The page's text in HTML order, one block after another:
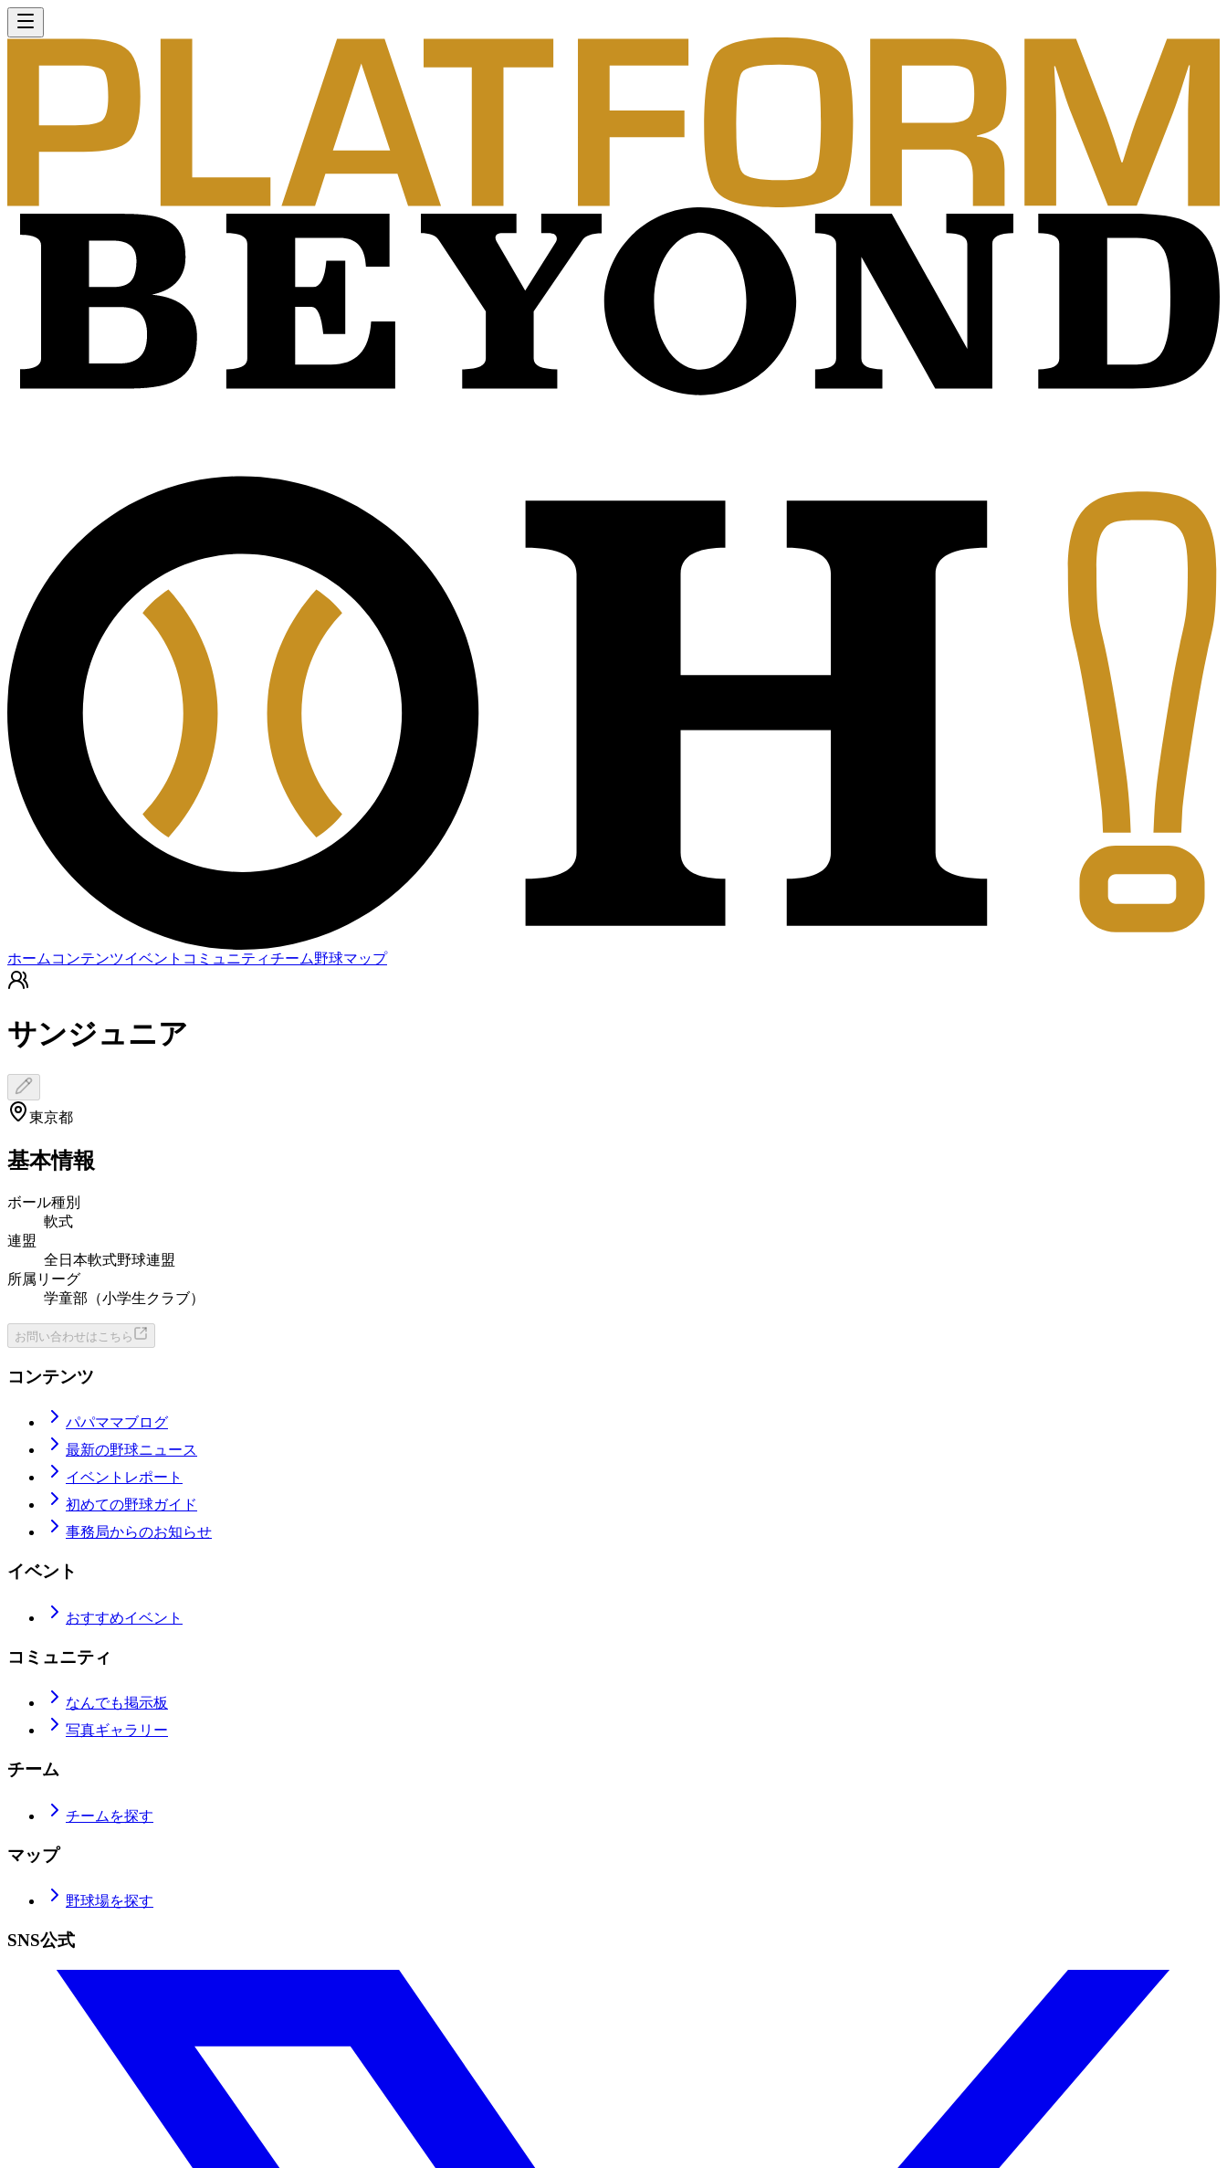
ホーム コンテンツイベント コミュニティチーム野球マップ
サンジュニア
東京都
基本情報
ボール種別
軟式
連盟
全日本軟式野球連盟
所属リーグ
学童部（小学生クラブ）
お問い合わせはこちら
コンテンツ
パパママブログ
最新の野球ニュース
イベントレポート
初めての野球ガイド
事務局からのお知らせ
イベント
おすすめイベント
コミュニティ
なんでも掲示板
写真ギャラリー
チーム
チームを探す
マップ
野球場を探す
SNS公式